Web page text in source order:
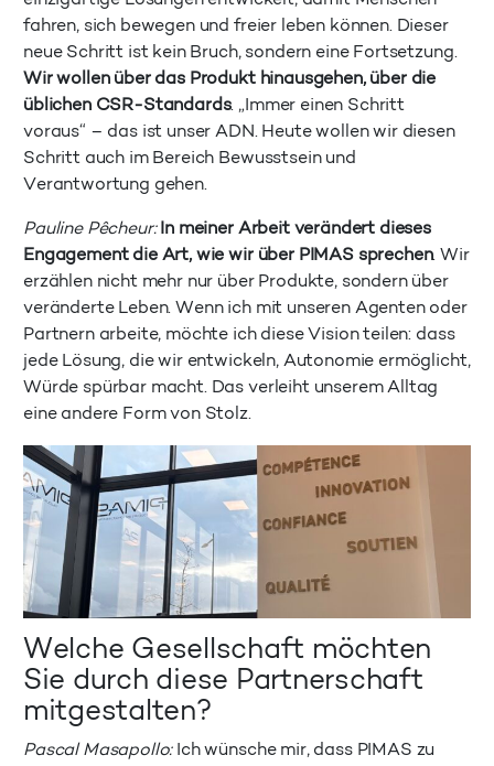
fahren, sich bewegen und freier leben können. Dieser
neue Schritt ist kein Bruch, sondern eine Fortsetzung.
Wir wollen über das Produkt hinausgehen, über die
üblichen CSR-Standards. „Immer einen Schritt
voraus“ – das ist unser ADN. Heute wollen wir diesen
Schritt auch im Bereich Bewusstsein und
Verantwortung gehen.
Pauline Pêcheur: In meiner Arbeit verändert dieses
Engagement die Art, wie wir über PIMAS sprechen. Wir
erzählen nicht mehr nur über Produkte, sondern über
veränderte Leben. Wenn ich mit unseren Agenten oder
Partnern arbeite, möchte ich diese Vision teilen: dass
jede Lösung, die wir entwickeln, Autonomie ermöglicht,
Würde spürbar macht. Das verleiht unserem Alltag
eine andere Form von Stolz.
Welche Gesellschaft möchten
Sie durch diese Partnerschaft
mitgestalten?
Pascal Masapollo:Ich wünsche mir, dass PIMAS zu